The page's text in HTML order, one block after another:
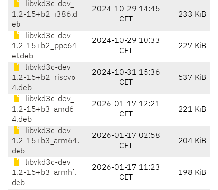
libvkd3d-dev_
1.2-15+b2_i386.d
eb
2024-10-29 14:45
CET
233 KiB
libvkd3d-dev_
1.2-15+b2_ppc64
el.deb
2024-10-29 10:33
CET
227 KiB
libvkd3d-dev_
1.2-15+b2_riscv6
4.deb
2024-10-31 15:36
CET
537 KiB
libvkd3d-dev_
1.2-15+b3_amd6
4.deb
2026-01-17 12:21
CET
221 KiB
libvkd3d-dev_
1.2-15+b3_arm64.
deb
2026-01-17 02:58
CET
204 KiB
libvkd3d-dev_
1.2-15+b3_armhf.
deb
2026-01-17 11:23
CET
198 KiB